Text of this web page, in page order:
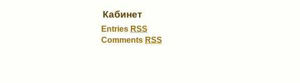
Кабинет
Entries RSS
Comments RSS